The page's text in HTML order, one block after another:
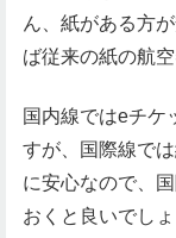
ん、紙がある方
ば従来の紙の航
国内線ではeチケ
すが、国際線で
に安心なので、
おくと良いでしょ